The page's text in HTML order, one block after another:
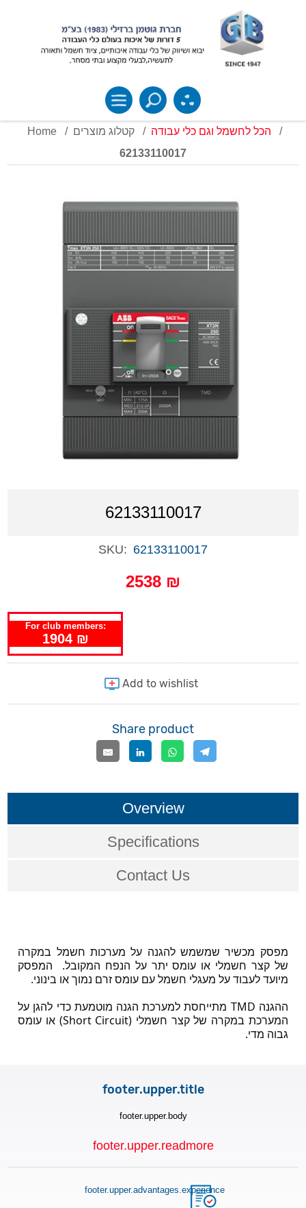
Home / קטלוג מוצרים / הכל לחשמל וגם כלי עבודה
/
62133110017
62133110017
SKU: 62133110017
2538 ₪
For club members:
1904 ₪
Share product
Overview
Specifications
Contact Us
מיועד לעבוד על מעגלי חשמל עם עומס זרם נמוך או בינוני.
ההגנה TMD מתייחסת למערכת הגנה מוטמעת כדי להגן על
המערכת במקרה של קצר חשמלי (Short Circuit) או עומס
גבוה מדי.
footer.upper.title
footer.upper.body
footer.upper.readmore
footer.upper.advantages.experience